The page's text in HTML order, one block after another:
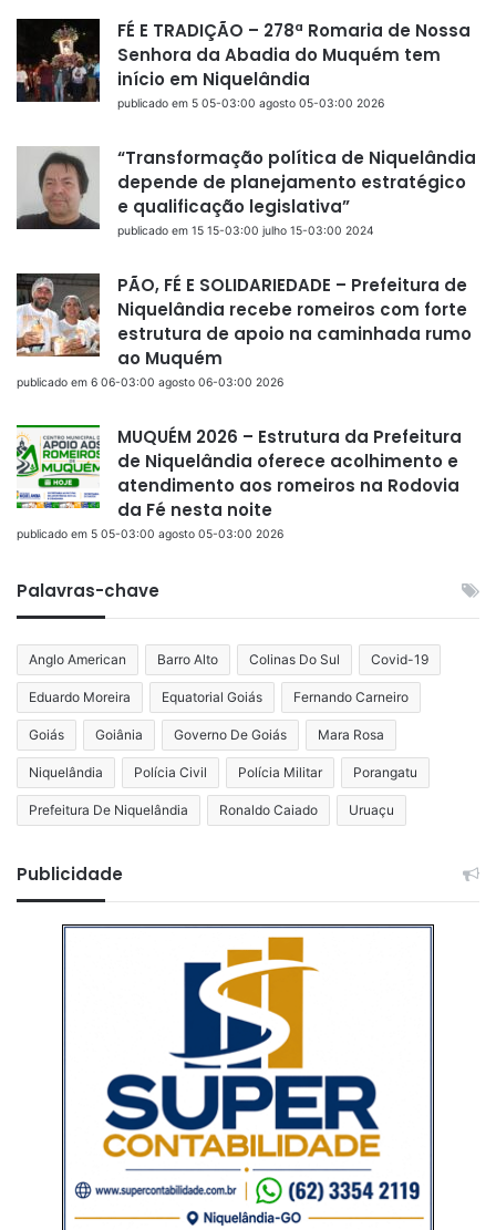
FÉ E TRADIÇÃO – 278ª Romaria de Nossa
Senhora da Abadia do Muquém tem
início em Niquelândia
publicado em 5 05-03:00 agosto 05-03:00 2026
“Transformação política de Niquelândia
depende de planejamento estratégico
e qualificação legislativa”
publicado em 15 15-03:00 julho 15-03:00 2024
PÃO, FÉ E SOLIDARIEDADE – Prefeitura de
Niquelândia recebe romeiros com forte
estrutura de apoio na caminhada rumo
ao Muquém
publicado em 6 06-03:00 agosto 06-03:00 2026
MUQUÉM 2026 – Estrutura da Prefeitura
de Niquelândia oferece acolhimento e
atendimento aos romeiros na Rodovia
da Fé nesta noite
publicado em 5 05-03:00 agosto 05-03:00 2026
Palavras-chave
Anglo American Barro Alto Colinas Do Sul Covid-19
Eduardo Moreira Equatorial Goiás Fernando Carneiro
Goiás Goiânia Governo De Goiás Mara Rosa
Niquelândia Polícia Civil Polícia Militar Porangatu
Prefeitura De Niquelândia Ronaldo Caiado Uruaçu
Publicidade